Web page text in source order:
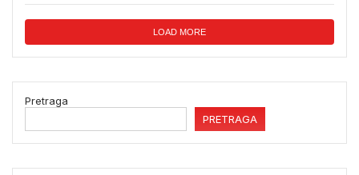
LOAD MORE
Pretraga
PRETRAGA